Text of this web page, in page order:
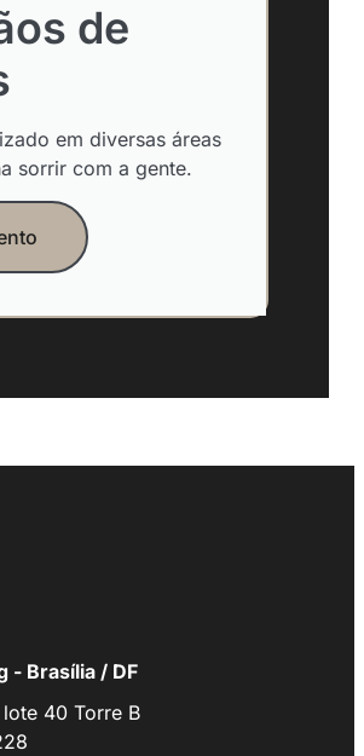
de
em diversas áreas
sorrir com a gente.
- Brasília / DF
lote 40 Torre B